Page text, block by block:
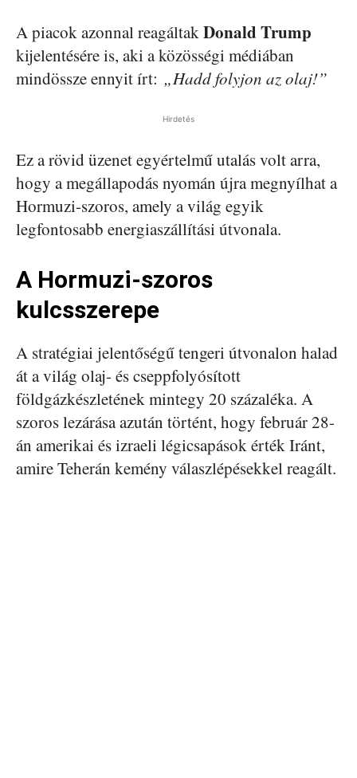
A piacok azonnal reagáltakDonald Trump
kijelentésére is, aki a közösségi médiában
mindössze ennyit írt: „Hadd folyjon az olaj!”
Hirdetés
Ez a rövid üzenet egyértelmű utalás volt arra,
hogy a megállapodás nyomán újra megnyílhat a
Hormuzi-szoros, amely a világ egyik
legfontosabb energiaszállítási útvonala.
A Hormuzi-szoros
kulcsszerepe
A stratégiai jelentőségű tengeri útvonalon halad
át a világ olaj- és cseppfolyósított
földgázkészletének mintegy 20 százaléka. A
szoros lezárása azután történt, hogy február 28-
án amerikai és izraeli légicsapások érték Iránt,
amire Teherán kemény válaszlépésekkel reagált.